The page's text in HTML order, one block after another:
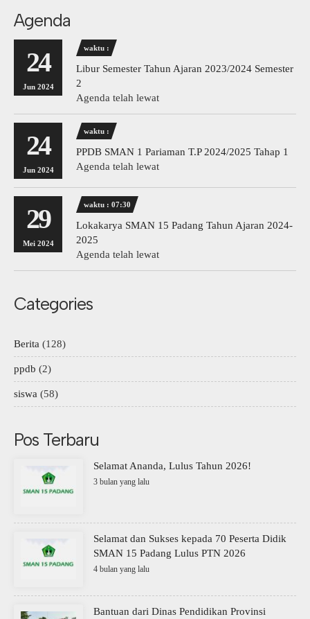
Agenda
24
Jun 2024
waktu :
Libur Semester Tahun Ajaran 2023/2024 Semester
2
Agenda telah lewat
24
Jun 2024
waktu :
PPDB SMAN 1 Pariaman T.P 2024/2025 Tahap 1
Agenda telah lewat
29
Mei 2024
waktu : 07:30
Lokakarya SMAN 15 Padang Tahun Ajaran 2024-
2025
Agenda telah lewat
Categories
Berita (128)
ppdb (2)
siswa (58)
Pos Terbaru
Selamat Ananda, Lulus Tahun 2026!
3 bulan yang lalu
Selamat dan Sukses kepada 70 Peserta Didik
SMAN 15 Padang Lulus PTN 2026
4 bulan yang lalu
Bantuan dari Dinas Pendidikan Provinsi